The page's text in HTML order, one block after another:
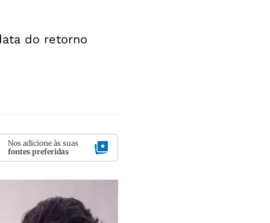
do retorno
Nos adicione às suas
fontes preferidas